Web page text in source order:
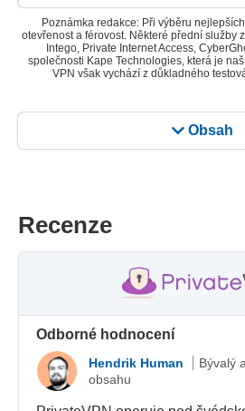
Obsah
Poznámka redakce: Při výběru
otevřenost a férovost. Některé přední služby
Intego, Private Internet Access,
společnosti Kape Technologies, která je
VPN však vychází z důkladného
Recenze
Odborné hodnocení
Hendrik Human
Bývalý
obsahu